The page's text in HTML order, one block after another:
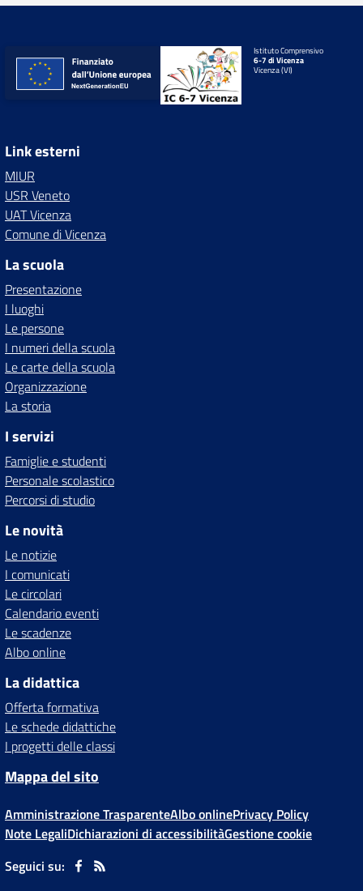
Istituto Comprensivo
6-7 di Vicenza
Vicenza (VI)
Link esterni
MIUR
USR Veneto
UAT Vicenza
Comune di Vicenza
La scuola
Presentazione
I luoghi
Le persone
I numeri della scuola
Le carte della scuola
Organizzazione
La storia
I servizi
Famiglie e studenti
Personale scolastico
Percorsi di studio
Le novità
Le notizie
I comunicati
Le circolari
Calendario eventi
Le scadenze
Albo online
La didattica
Offerta formativa
Le schede didattiche
I progetti delle classi
Mappa del sito
Amministrazione TrasparenteAlbo onlinePrivacy Policy
Note LegaliDichiarazioni di accessibilitàGestione cookie
Seguici su: